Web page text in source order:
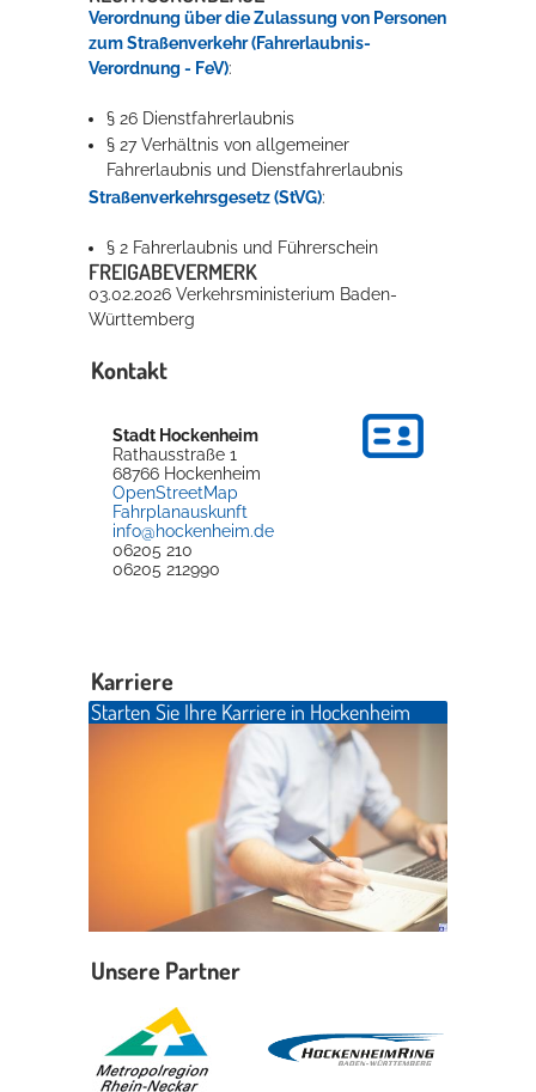
Verordnung über die Zulassung von Personen
zum Straßenverkehr (Fahrerlaubnis-
Verordnung - FeV):
§ 26 Dienstfahrerlaubnis
§ 27 Verhältnis von allgemeiner
Fahrerlaubnis und Dienstfahrerlaubnis
Straßenverkehrsgesetz (StVG):
§ 2 Fahrerlaubnis und Führerschein
FREIGABEVERMERK
03.02.2026 Verkehrsministerium Baden-
Württemberg
Kontakt
Stadt Hockenheim
Rathausstraße 1
68766 Hockenheim
OpenStreetMap
Fahrplanauskunft
info@hockenheim.de
06205 210
06205 212990
Karriere
Starten Sie Ihre Karriere in Hockenheim
Unsere Partner